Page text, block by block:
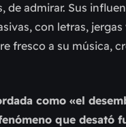
de admirar. Sus
con letras, jergas
fresco a su música,
como «el
que desató